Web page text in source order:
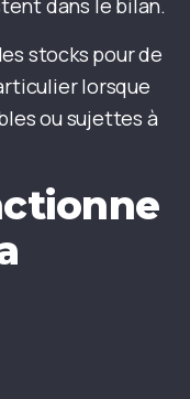
dans le bilan.
stocks pour de
lorsque
ou sujettes à